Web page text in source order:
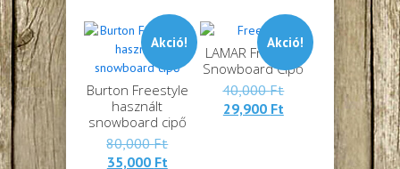
Akció!
Burton Freestyle
használt
snowboard cipő
80,000FtEredeti
35,000 FtJelenlegi
Akció!
LAMAR Freeride
Snowboard Cipő
40,000FtEredeti
40,000 Ft.
29,900 FtJelenlegi
29,900 Ft.